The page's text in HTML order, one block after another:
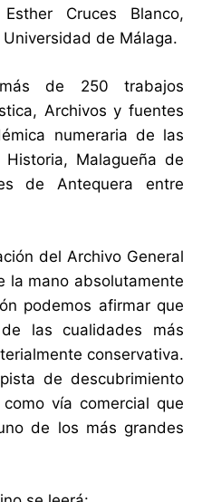
Cruces Blanco,
de Málaga.
de 250 trabajos
Archivos y fuentes
numeraria de las
Malagueña de
de Antequera entre
del Archivo General
la mano absolutamente
podemos afirmar que
las cualidades más
conservativa.
de descubrimiento
vía comercial que
de los más grandes